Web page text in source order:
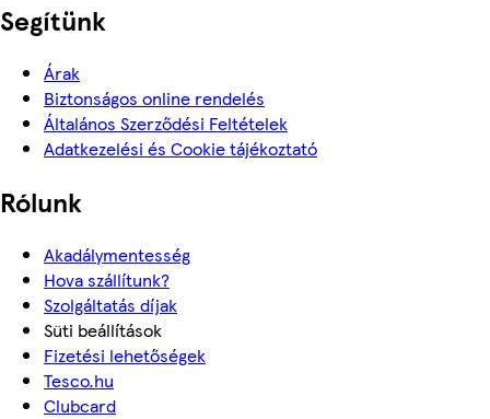
Segítünk
Árak
Biztonságos online rendelés
Általános Szerződési Feltételek
Adatkezelési és Cookie tájékoztató
Rólunk
Akadálymentesség
Hova szállítunk?
Szolgáltatás díjak
Süti beállítások
Fizetési lehetőségek
Tesco.hu
Clubcard